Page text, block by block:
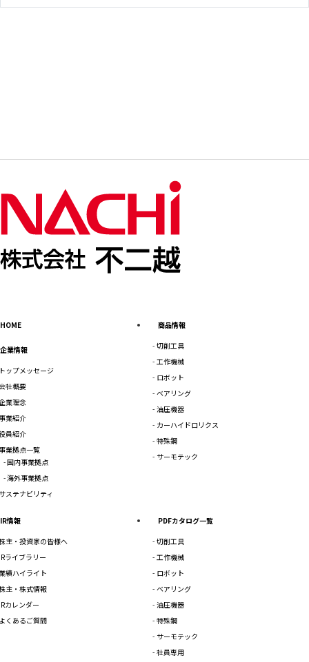
HOME
企業情報
ップメッセージ
社概要
業理念
業紹介
員紹介
業拠点一覧
国内事業拠点
海外事業拠点
ステナビリティ
商品情報
切削工具
工作機械
ロボット
ベアリング
油圧機器
カーハイドロリクス
特殊鋼
サーモテック
IR情報
主・投資家の皆様へ
ライブラリー
績ハイライト
主・株式情報
カレンダー
くあるご質問
PDFカタログ一覧
切削工具
工作機械
ロボット
ベアリング
油圧機器
特殊鋼
サーモテック
社員専用